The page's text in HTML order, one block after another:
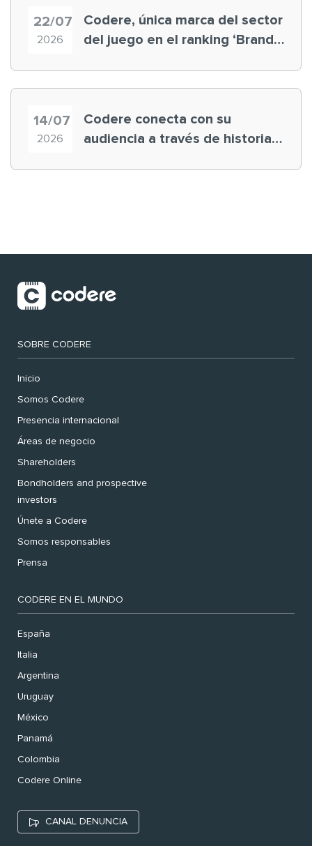
22/07
2026
Codere, única marca del sector
del juego en el ranking ‘Brand
14/07
2026
Codere conecta con su
audiencia a través de historias
SOBRE CODERE
Inicio
Somos Codere
Presencia internacional
Áreas de negocio
Shareholders
Bondholders and prospective
investors
Únete a Codere
Somos responsables
Prensa
CODERE EN EL MUNDO
España
Italia
Argentina
Uruguay
México
Panamá
Colombia
Codere Online
CANAL DENUNCIA